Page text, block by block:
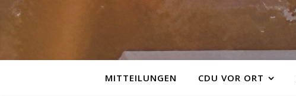
MITTEILUNGEN CDU VOR ORT